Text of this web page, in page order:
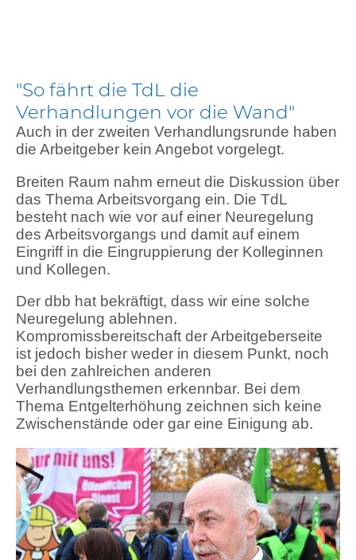
"So fährt die TdL die
Verhandlungen vor die Wand"
Auch in der zweiten Verhandlungsrunde haben
die Arbeitgeber kein Angebot vorgelegt.
Breiten Raum nahm erneut die Diskussion über
das Thema Arbeitsvorgang ein. Die TdL
besteht nach wie vor auf einer Neuregelung
des Arbeitsvorgangs und damit auf einem
Eingriff in die Eingruppierung der Kolleginnen
und Kollegen.
Der dbb hat bekräftigt, dass wir eine solche
Neuregelung ablehnen.
Kompromissbereitschaft der Arbeitgeberseite
ist jedoch bisher weder in diesem Punkt, noch
bei den zahlreichen anderen
Verhandlungsthemen erkennbar. Bei dem
Thema Entgelterhöhung zeichnen sich keine
Zwischenstände oder gar eine Einigung ab.